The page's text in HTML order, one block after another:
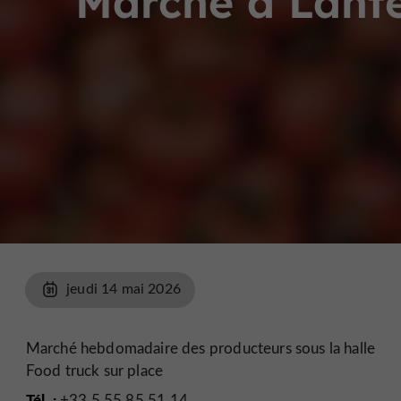
jeudi 14 mai 2026
Marché hebdomadaire des producteurs sous la halle
Food truck sur place